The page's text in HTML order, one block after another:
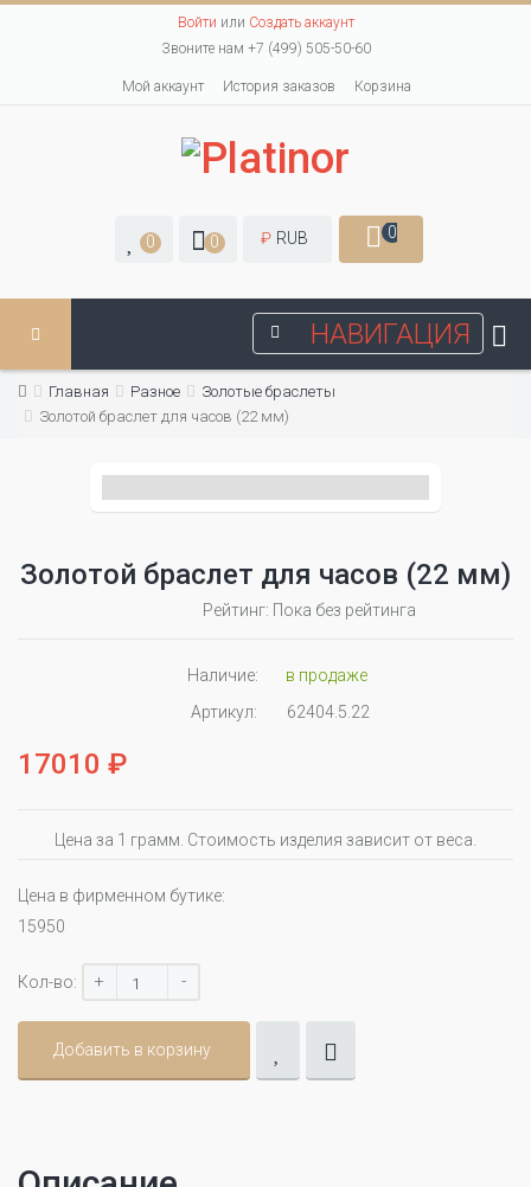
Войти или Создать аккаунт
Звоните нам +7 (499) 505-50-60
Мой аккаунт История заказов Корзина
0 0 ₽ RUB 0
НАВИГАЦИЯ
Главная Разное
Золотые браслеты
Золотой браслет для часов (22 мм)
Золотой браслет для часов (22 мм)
Рейтинг: Пока без рейтинга
Наличие:
в продаже
Артикул:
62404.5.22
17010 ₽
Цена за 1 грамм. Стоимость изделия зависит от веса.
Цена в фирменном бутике:
15950
Кол-во: + -
Добавить в корзину